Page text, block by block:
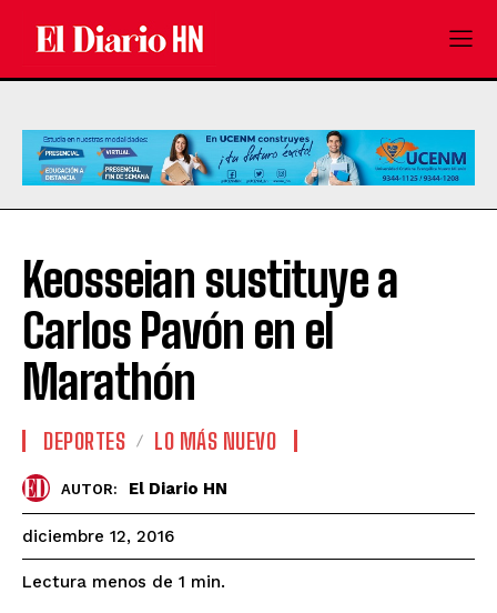
Keosseian sustituye a
Carlos Pavón en el
Marathón
DEPORTES LO MÁS NUEVO
AUTOR: El Diario HN
diciembre 12, 2016
Lectura menos de 1 min.